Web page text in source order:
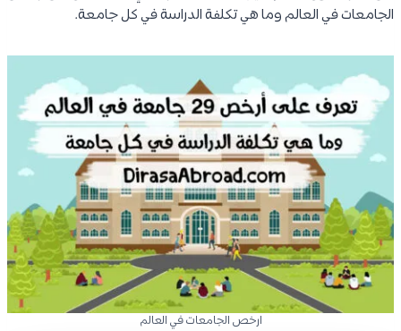
الجامعات في العالم وما هي تكلفة الدراسة في كل جامعة.
ارخص الجامعات في العالم